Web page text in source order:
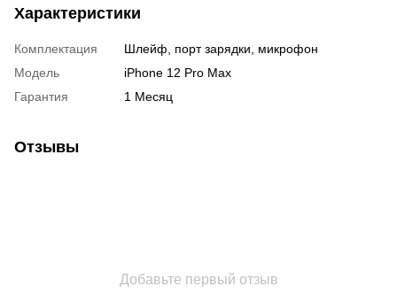
Характеристики
Комплектация
Шлейф, порт зарядки, микрофон
Модель
iPhone 12 Pro Max
Гарантия
1 Месяц
Отзывы
Добавьте первый отзыв